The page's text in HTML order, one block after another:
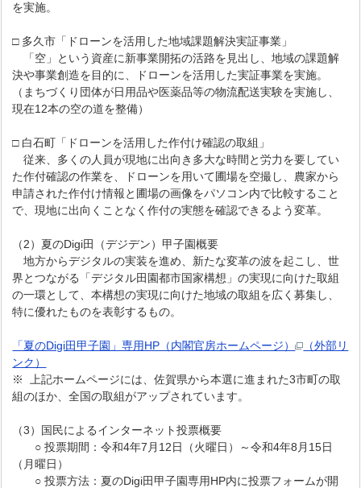
を実施。
□ 多久市「ドローンを活用した地域課題解決実証事業」
「空」という資産に新事業開拓の活路を見出し、地域の課題解
決や事業創造を目的に、ドローンを活用した実証事業を実施。
（まちづくり団体が日用品や医薬品等の物流配送実験を実施し、
現在12本の空の道を整備）
□ 白石町「ドローンを活用した作付け確認の取組」
従来、多くの人員が現地に出向き多大な時間と労力を要してい
た作付確認の作業を、ドローンを用いて圃場を空撮し、農家から
申請された作付け情報と圃場の画像をパソコン内で比較すること
で、現地に出向くことなく作付の実態を確認できるよう変革。
（2）夏のDigi田（デジデン）甲子園概要
地方からデジタルの実装を進め、新たな変革の波を起こし、世
界とつながる「デジタル田園都市国家構想」の実現に向けた取組
の一環として、本構想の実現に向けた地域の取組を広く募集し、
特に優れたものを表彰するもの。
「夏のDigi田甲子園」専用HP（内閣官房ホームページ）
（外部リ
ンク）
※ 上記ホームページには、佐賀県から本選に進まれた3市町の取
組のほか、全国の取組がアップされています。
（3）国民によるインターネット投票概要
○ 投票期間：令和4年7月12日（火曜日）～令和4年8月15日
（月曜日）
○ 投票方法：夏のDigi田甲子園専用HP内に投票フォームが開